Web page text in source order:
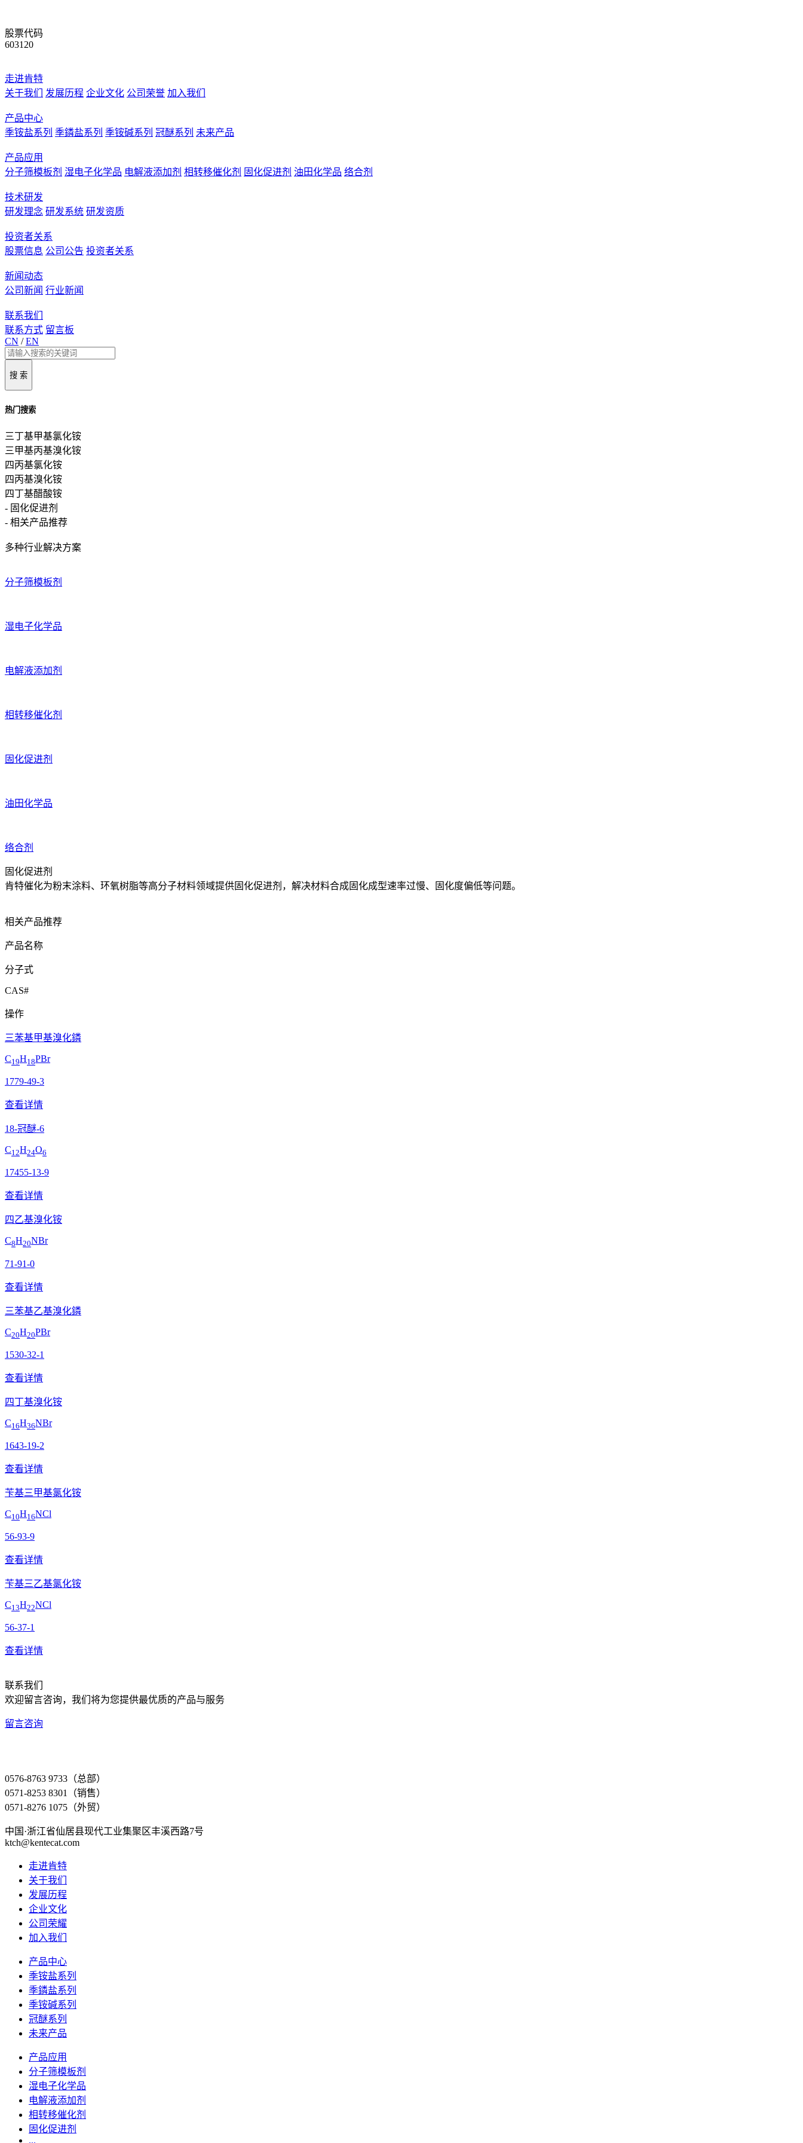
股票代码
603120
走进肯特
关于我们
发展历程 企业文化 公司荣誉 加入我们
产品中心
季铵盐系列 季鏻盐系列 季铵碱系列 冠醚系列 未来产品
产品应用
分子筛模板剂 湿电子化学品 电解液添加剂 相转移催化剂 固化促进剂 油田化学品 络合剂
技术研发
研发理念 研发系统 研发资质
投资者关系
股票信息 公司公告 投资者关系
新闻动态
公司新闻 行业新闻
联系我们
联系方式 留言板
CN / EN
搜 索
热门搜索
三丁基甲基氯化铵
三甲基丙基溴化铵
四丙基氯化铵
四丙基溴化铵
四丁基醋酸铵
- 固化促进剂
- 相关产品推荐
多种行业解决方案
分子筛模板剂
湿电子化学品
电解液添加剂
相转移催化剂
固化促进剂
油田化学品
络合剂
固化促进剂
肯特催化为粉末涂料、环氧树脂等高分子材料领域提供固化促进剂，解决材料合成固化成型速率过慢、固化度偏低等问题。
相关产品推荐
产品名称
分子式
CAS#
操作
三苯基甲基溴化鏻
C19H18PBr
1779-49-3
查看详情
18-冠醚-6
C12H24O6
17455-13-9
查看详情
四乙基溴化铵
C8H20NBr
71-91-0
查看详情
三苯基乙基溴化鏻
C20H20PBr
1530-32-1
查看详情
四丁基溴化铵
C16H36NBr
1643-19-2
查看详情
苄基三甲基氯化铵
C10H16NCl
56-93-9
查看详情
苄基三乙基氯化铵
C13H22NCl
56-37-1
查看详情
联系我们
欢迎留言咨询，我们将为您提供最优质的产品与服务
留言咨询
0576-8763 9733（总部）
0571-8253 8301（销售）
0571-8276 1075（外贸）
中国·浙江省仙居县现代工业集聚区丰溪西路7号
ktch@kentecat.com
走进肯特
关于我们
发展历程
企业文化
公司荣耀
加入我们
产品中心
季铵盐系列
季鏻盐系列
季铵碱系列
冠醚系列
未来产品
产品应用
分子筛模板剂
湿电子化学品
电解液添加剂
相转移催化剂
固化促进剂
...